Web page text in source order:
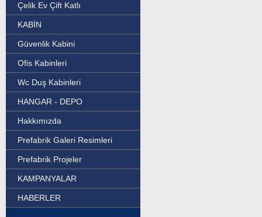
Çelik Ev Çift Katlı
KABİN
Güvenlik Kabini
Ofis Kabinleri
Wc Duş Kabinleri
HANGAR - DEPO
Hakkımızda
Prefabrik Galeri Resimleri
Prefabrik Projeler
KAMPANYALAR
HABERLER